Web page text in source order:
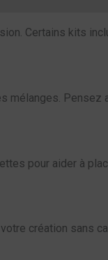
Certains kits
mélanges. Pensez
pour aider à
création sans